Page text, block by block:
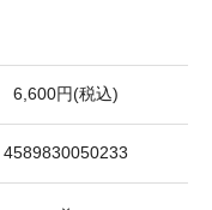
6,600円(税込)
4589830050233